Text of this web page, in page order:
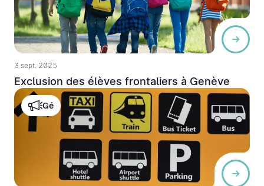
3 sept. 2025
Exclusion des élèves frontaliers à Genève
Gé